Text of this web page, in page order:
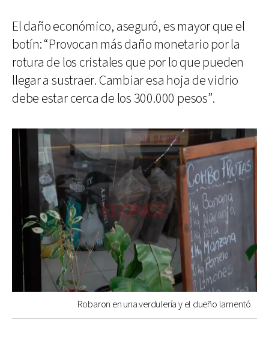
El daño económico, aseguró, es mayor que el
botín: “Provocan más daño monetario por la
rotura de los cristales que por lo que pueden
llegar a sustraer. Cambiar esa hoja de vidrio
debe estar cerca de los 300.000 pesos”.
Robaron en una verdulería y el dueño lamentó